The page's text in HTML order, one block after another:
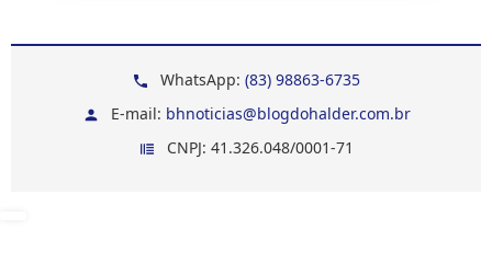
WhatsApp: (83) 98863-6735
E-mail: bhnoticias@blogdohalder.com.br
CNPJ: 41.326.048/0001-71